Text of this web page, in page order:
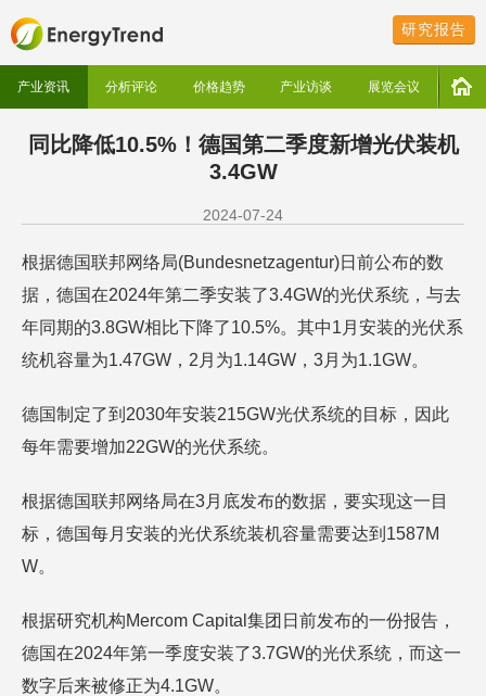
研究报告
产业资讯 分析评论 价格趋势 产业访谈 展览会议
同比降低10.5%！德国第二季度新增光伏装机
3.4GW
2024-07-24
根据德国联邦网络局(Bundesnetzagentur)日前公布的数
据，德国在2024年第二季安装了3.4GW的光伏系统，与去
年同期的3.8GW相比下降了10.5%。其中1月安装的光伏系
统机容量为1.47GW，2月为1.14GW，3月为1.1GW。
德国制定了到2030年安装215GW光伏系统的目标，因此
每年需要增加22GW的光伏系统。
根据德国联邦网络局在3月底发布的数据，要实现这一目
标，德国每月安装的光伏系统装机容量需要达到1587M
W。
根据研究机构Mercom Capital集团日前发布的一份报告，
德国在2024年第一季度安装了3.7GW的光伏系统，而这一
数字后来被修正为4.1GW。